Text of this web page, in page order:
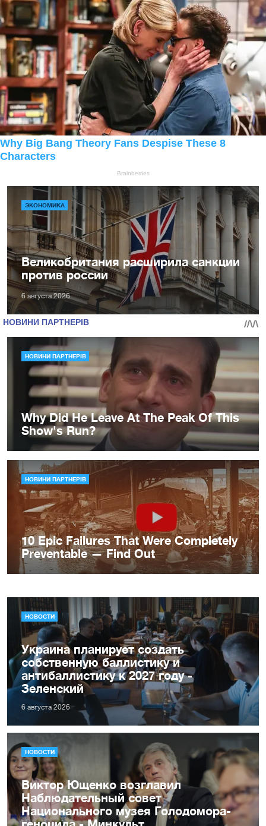
ЭКОНОМИКА
Великобритания расширила санкции
против россии
6 августа 2026
НОВОСТИ
Украина планирует создать
собственную баллистику и
антибаллистику к 2027 году -
Зеленский
6 августа 2026
НОВОСТИ
Виктор Ющенко возглавил
Наблюдательный совет
Национального музея Голодомора-